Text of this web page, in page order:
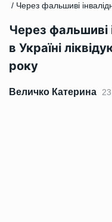
Через фальшиві
в Україні
року
Величко Катерина